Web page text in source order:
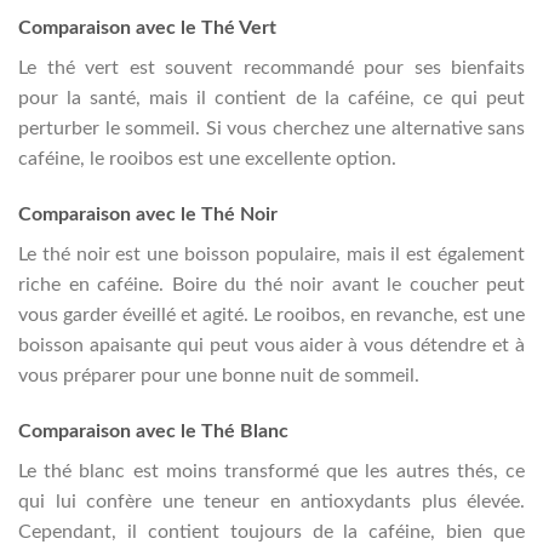
Comparaison avec le Thé Vert
Le thé vert est souvent recommandé pour ses bienfaits
pour la santé, mais il contient de la caféine, ce qui peut
perturber le sommeil. Si vous cherchez une alternative sans
caféine, le rooibos est une excellente option.
Comparaison avec le Thé Noir
Le thé noir est une boisson populaire, mais il est également
riche en caféine. Boire du thé noir avant le coucher peut
vous garder éveillé et agité. Le rooibos, en revanche, est une
boisson apaisante qui peut vous aider à vous détendre et à
vous préparer pour une bonne nuit de sommeil.
Comparaison avec le Thé Blanc
Le thé blanc est moins transformé que les autres thés, ce
qui lui confère une teneur en antioxydants plus élevée.
Cependant, il contient toujours de la caféine, bien que